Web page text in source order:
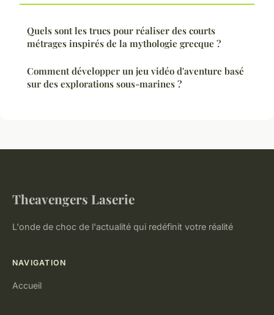
Quels sont les trucs pour réaliser des courts
métrages inspirés de la mythologie grecque ?
Comment développer un jeu vidéo d'aventure basé
sur des explorations sous-marines ?
Theavengers Laserie
L'onde de choc de l'actualité qui redéfinit votre réalité
NAVIGATION
Accueil